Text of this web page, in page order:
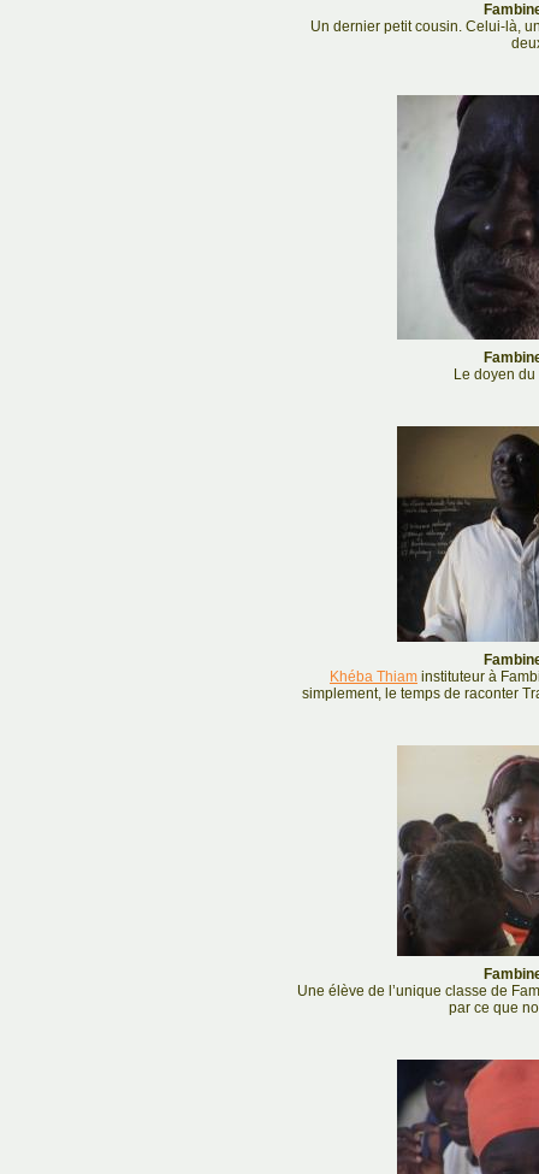
Un dernier petit cousin. Celui-là,
Le doyen
Khéba Thiam instituteur à
simplement, le temps de raconter
Une élève de l’unique classe de
par ce que